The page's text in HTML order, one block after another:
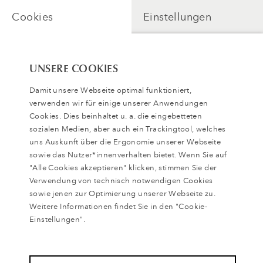
Zugang freischalten
Cookies Einstellungen
UNSERE COOKIES
Damit unsere Webseite optimal funktioniert,
verwenden wir für einige unserer Anwendungen
Cookies. Dies beinhaltet u. a. die eingebetteten
sozialen Medien, aber auch ein Trackingtool, welches
uns Auskunft über die Ergonomie unserer Webseite
sowie das Nutzer*innenverhalten bietet. Wenn Sie auf
"Alle Cookies akzeptieren" klicken, stimmen Sie der
Verwendung von technisch notwendigen Cookies
sowie jenen zur Optimierung unserer Webseite zu.
Weitere Informationen findet Sie in den "Cookie-
Einstellungen".